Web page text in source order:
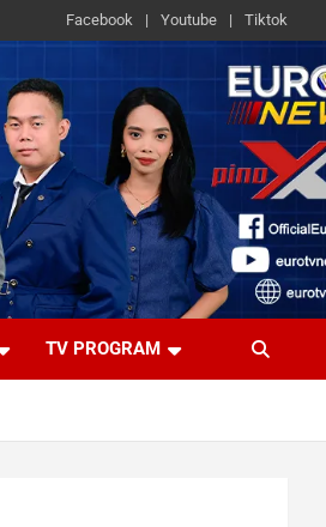
Facebook Youtube Tiktok
TV PROGRAM